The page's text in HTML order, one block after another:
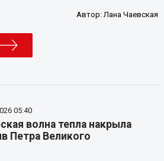
Автор:Лана Чаевская
05:40
волна тепла накрыла
Петра Великого